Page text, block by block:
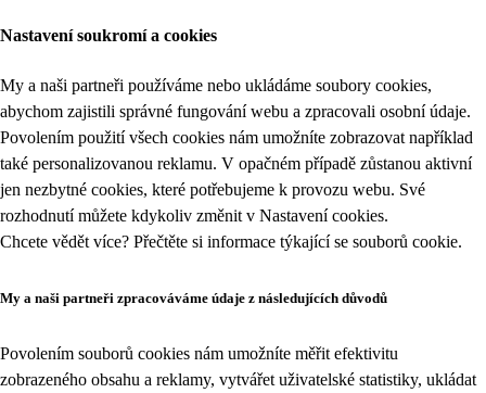
Nastavení soukromí a cookies
My a naši partneři používáme nebo ukládáme soubory cookies,
abychom zajistili správné fungování webu a zpracovali osobní údaje.
Povolením použití všech cookies nám umožníte zobrazovat například
také personalizovanou reklamu. V opačném případě zůstanou aktivní
jen nezbytné cookies, které potřebujeme k provozu webu. Své
rozhodnutí můžete kdykoliv změnit v Nastavení cookies.
Chcete vědět více? Přečtěte si informace týkající se souborů cookie.
My a naši partneři zpracováváme údaje z následujících důvodů
Povolením souborů cookies nám umožníte měřit efektivitu
zobrazeného obsahu a reklamy, vytvářet uživatelské statistiky, ukládat